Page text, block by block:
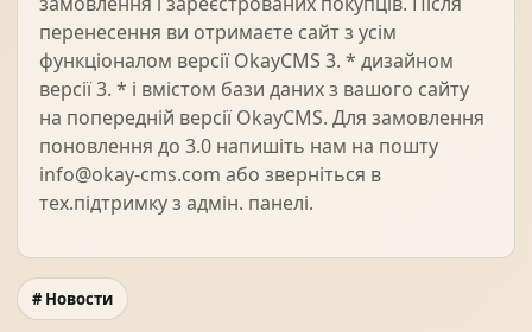
перенесення ви отримаєте сайт з усім
функціоналом версії OkayCMS 3. * дизайном
версії 3. * і вмістом бази даних з вашого сайту
на попередній версії OkayCMS. Для замовлення
поновлення до 3.0 напишіть нам на пошту
info@okay-cms.com або зверніться в
тех.підтримку з адмін. панелі.
# Новости